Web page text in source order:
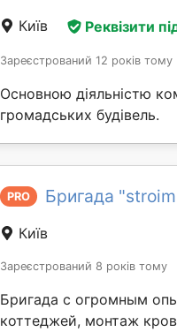
Київ Реквізити
Зареєстрований 12 років тому
Основною діяльністю
громадських будівель.
PRO Бригада
Київ
Зареєстрований 8 років тому
Бригада с огромным
коттеджей, монтаж